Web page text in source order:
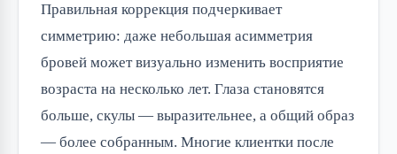
Правильная коррекция подчеркивает
симметрию: даже небольшая асимметрия
бровей может визуально изменить восприятие
возраста на несколько лет. Глаза становятся
больше, скулы — выразительнее, а общий образ
— более собранным. Многие клиентки после